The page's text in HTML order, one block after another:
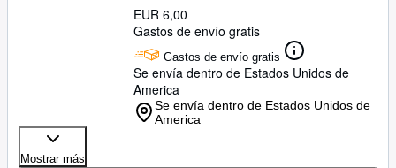
EUR 6,00
Gastos de envío gratis
Gastos de envío gratis
Se envía dentro de Estados Unidos de
America
Se envía dentro de Estados Unidos de
America
Mostrar más